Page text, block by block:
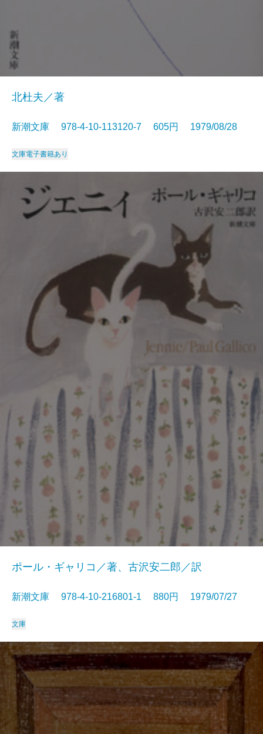
北杜夫／著
新潮文庫 978-4-10-113120-7 605円 1979/08/28
文庫電子書籍あり
ポール・ギャリコ／著、古沢安二郎／訳
新潮文庫 978-4-10-216801-1 880円 1979/07/27
文庫